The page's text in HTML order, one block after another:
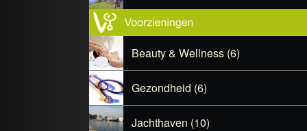
Beauty & Wellness (6)
Gezondheid (6)
Jachthaven (10)